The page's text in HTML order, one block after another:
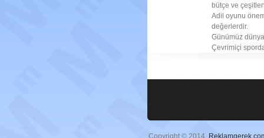
bütçe ve
Adil oyunu
değerlerdir.
Günümüz
Çevrimiçi
Copyright © 2014.